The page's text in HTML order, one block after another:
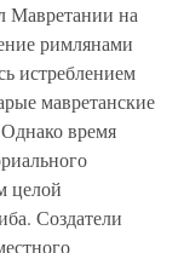
Мавретании на
римлянами
истреблением
мавретанские
время
целой
Создатели